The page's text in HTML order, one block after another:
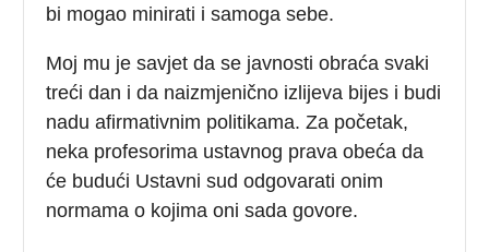
bi mogao minirati i samoga sebe.
Moj mu je savjet da se javnosti obraća svaki
treći dan i da naizmjenično izlijeva bijes i budi
nadu afirmativnim politikama. Za početak,
neka profesorima ustavnog prava obeća da
će budući Ustavni sud odgovarati onim
normama o kojima oni sada govore.